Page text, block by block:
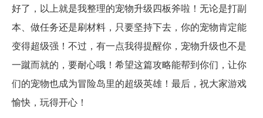
好了，以上就是我整理的宠物升级四板斧啦！无论是打副
本、做任务还是刷材料，只要坚持下去，你的宠物肯定能
变得超级强！不过，有一点我得提醒你，宠物升级也不是
一蹴而就的，要耐心哦！希望这篇攻略能帮到你们，让你
们的宠物也成为冒险岛里的超级英雄！最后，祝大家游戏
愉快，玩得开心！